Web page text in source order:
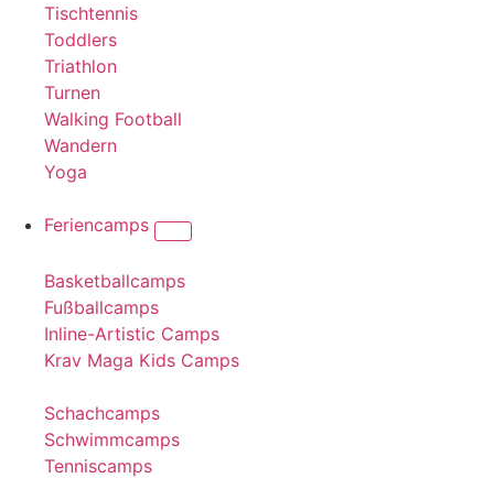
Tischtennis
Toddlers
Triathlon
Turnen
Walking Football
Wandern
Yoga
Feriencamps
Basketballcamps
Fußballcamps
Inline-Artistic Camps
Krav Maga Kids Camps
Schachcamps
Schwimmcamps
Tenniscamps